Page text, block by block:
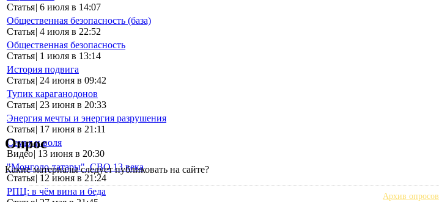
Статья| 6 июля в 14:07
Общественная безопасность (база)
Статья| 4 июля в 22:52
Общественная безопасность
Статья| 1 июля в 13:14
История подвига
Статья| 24 июня в 09:42
Тупик караганодонов
Статья| 23 июня в 20:33
Энергия мечты и энергия разрушения
Статья| 17 июня в 21:11
Семья и воля
Видео| 13 июня в 20:30
"Монголо-татары". СВО 13 века
Статья| 12 июня в 21:24
РПЦ: в чём вина и беда
Опрос
Какие материалы следует публиковать на сайте?
Архив опросов